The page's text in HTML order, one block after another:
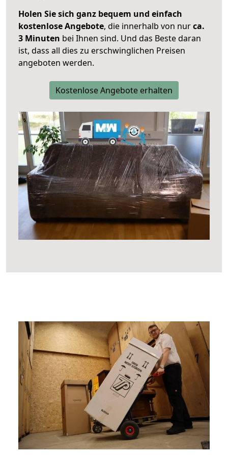
Holen Sie sich ganz bequem und einfach
kostenlose Angebote, die innerhalb von nurca.
3 Minuten bei Ihnen sind. Und das Beste daran
ist, dass all dies zu erschwinglichen Preisen
angeboten werden.
Kostenlose Angebote erhalten